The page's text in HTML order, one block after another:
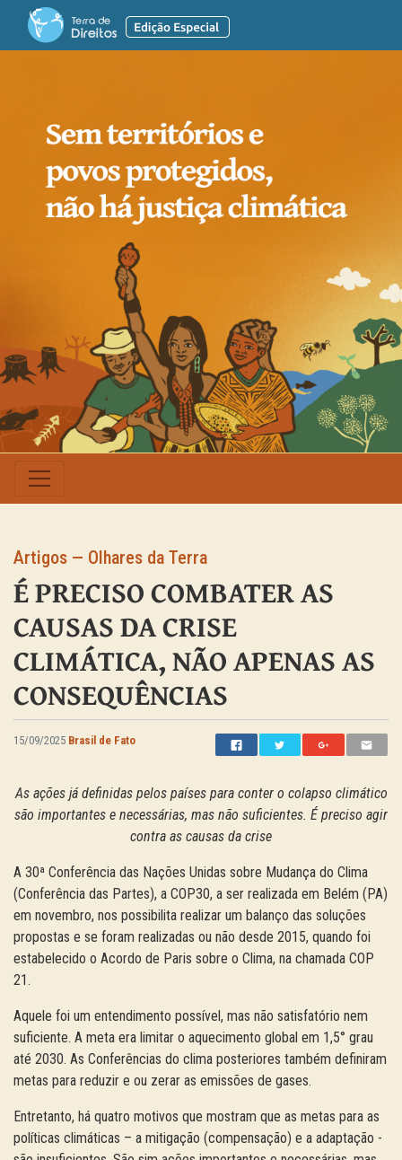
Artigos — Olhares da Terra
É PRECISO COMBATER AS
CAUSAS DA CRISE
CLIMÁTICA, NÃO APENAS AS
CONSEQUÊNCIAS
15/09/2025 Brasil de Fato
As ações já definidas pelos países para conter o colapso climático
são importantes e necessárias, mas não suficientes. É preciso agir
contra as causas da crise
A 30ª Conferência das Nações Unidas sobre Mudança do Clima
(Conferência das Partes), a COP30, a ser realizada em Belém (PA)
em novembro, nos possibilita realizar um balanço das soluções
propostas e se foram realizadas ou não desde 2015, quando foi
estabelecido o Acordo de Paris sobre o Clima, na chamada COP
21.
Aquele foi um entendimento possível, mas não satisfatório nem
suficiente. A meta era limitar o aquecimento global em 1,5° grau
até 2030. As Conferências do clima posteriores também definiram
metas para reduzir e ou zerar as emissões de gases.
Entretanto, há quatro motivos que mostram que as metas para as
políticas climáticas – a mitigação (compensação) e a adaptação -